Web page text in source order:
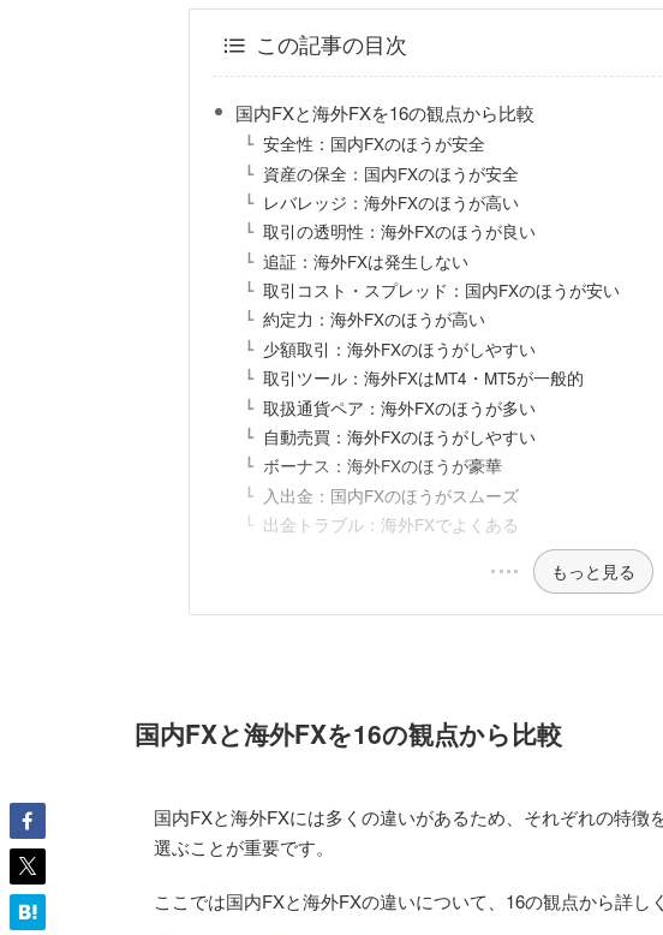
この記事の目次
国内FXと海外FXを16の観点から比較
安全性：国内FXのほうが安全
資産の保全：国内FXのほうが安全
レバレッジ：海外FXのほうが高い
取引の透明性：海外FXのほうが良い
追証：海外FXは発生しない
取引コスト・スプレッド：国内FXのほうが安い
約定力：海外FXのほうが高い
少額取引：海外FXのほうがしやすい
取引ツール：海外FXはMT4・MT5が一般的
取扱通貨ペア：海外FXのほうが多い
自動売買：海外FXのほうがしやすい
ボーナス：海外FXのほうが豪華
入出金：国内FXのほうがスムーズ
出金トラブル：海外FXでよくある
もっと見る
国内FXと海外FXを16の観点から比較
国内FXと海外FXには多くの違いがあるため、それぞれの特
選ぶことが重要です。
ここでは国内FXと海外FXの違いについて、16の観点から詳し